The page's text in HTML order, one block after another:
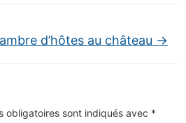
d’hôtes au château →
obligatoires sont indiqués avec *